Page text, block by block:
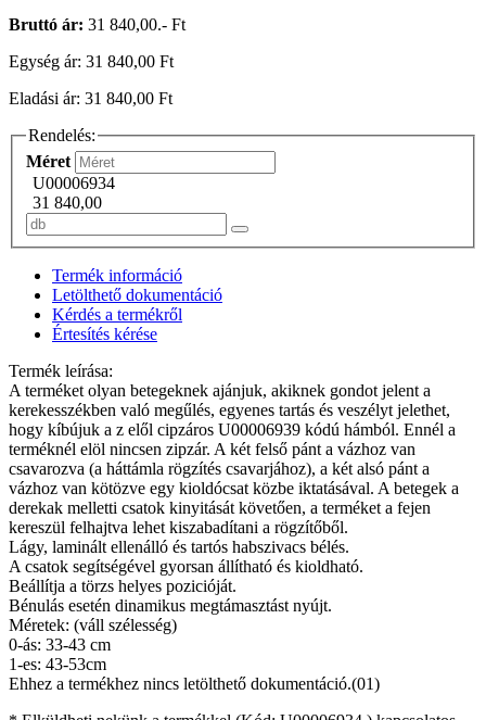
Bruttó ár: 31 840,00.- Ft
Egység ár: 31 840,00 Ft
Eladási ár: 31 840,00 Ft
Rendelés:
Méret
U00006934
31 840,00
Termék információ
Letölthető dokumentáció
Kérdés a termékről
Értesítés kérése
Termék leírása:
A terméket olyan betegeknek ajánjuk, akiknek gondot jelent a
kerekesszékben való megűlés, egyenes tartás és veszélyt jelethet,
hogy kíbújuk a z elől cipzáros U00006939 kódú hámból. Ennél a
terméknél elöl nincsen zipzár. A két felső pánt a vázhoz van
csavarozva (a háttámla rögzítés csavarjához), a két alsó pánt a
vázhoz van kötözve egy kioldócsat közbe iktatásával. A betegek a
derekak melletti csatok kinyitását követően, a terméket a fejen
kereszül felhajtva lehet kiszabadítani a rögzítőből.
Lágy, laminált ellenálló és tartós habszivacs bélés.
A csatok segítségével gyorsan állítható és kioldható.
Beállítja a törzs helyes pozicióját.
Bénulás esetén dinamikus megtámasztást nyújt.
Méretek: (váll szélesség)
0-ás: 33-43 cm
1-es: 43-53cm
Ehhez a termékhez nincs letölthető dokumentáció.(01)